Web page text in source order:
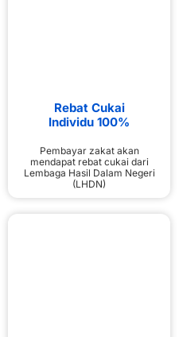
Rebat Cukai
Individu 100%
Pembayar zakat akan
mendapat rebat cukai dari
Lembaga Hasil Dalam Negeri
(LHDN)